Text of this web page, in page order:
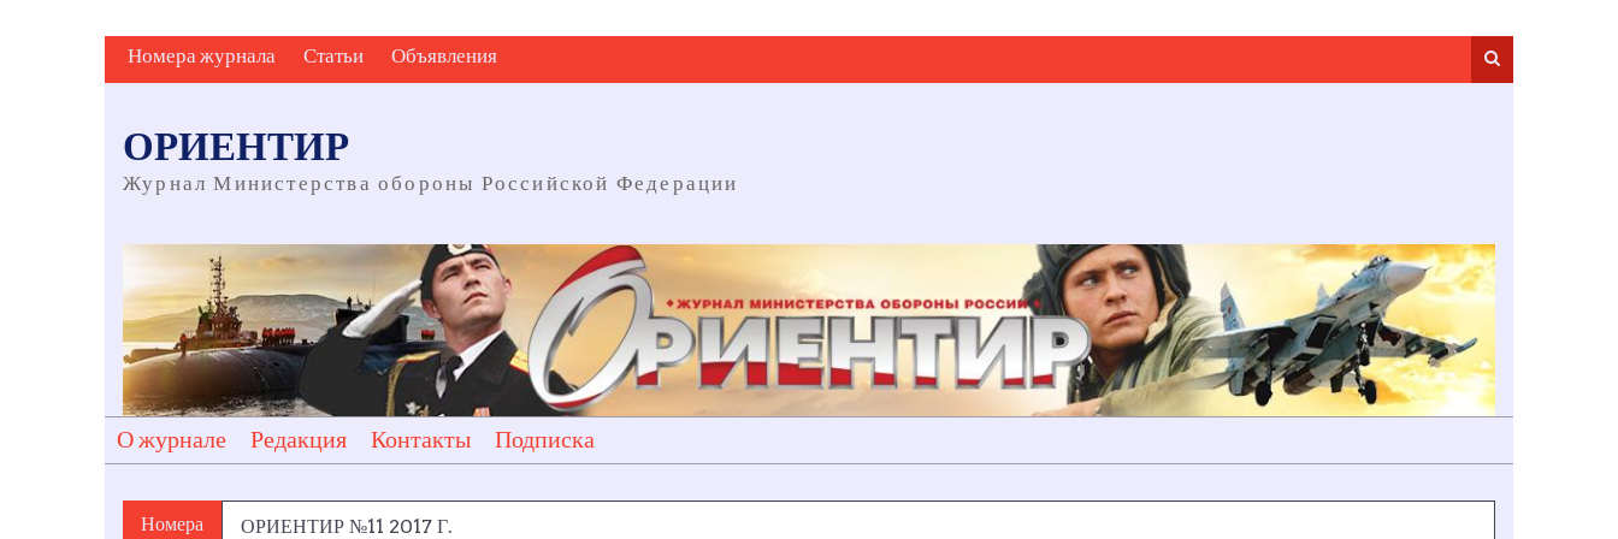
Skip
to
Номера журнала Статьи Объявления
ОРИЕНТИР
Журнал Министерства обороны Российской Федерации
О журнале Редакция Контакты Подписка
Номера ОРИЕНТИР №11 2017 Г.